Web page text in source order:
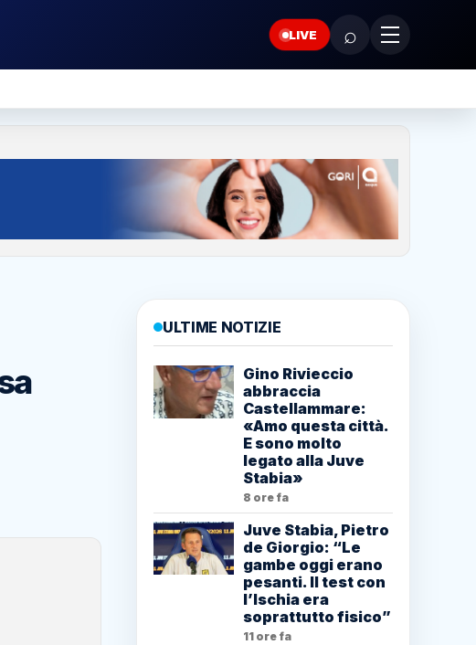
LIVE ⌕
ULTIME NOTIZIE
Gino Rivieccio
abbraccia
Castellammare:
«Amo questa città.
E sono molto
legato alla Juve
Stabia»
8 ore fa
Juve Stabia, Pietro
de Giorgio: “Le
gambe oggi erano
pesanti. Il test con
l’Ischia era
soprattutto fisico”
11 ore fa